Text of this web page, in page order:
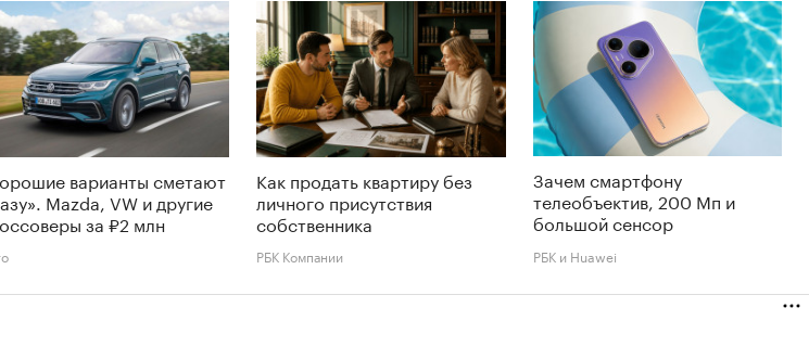
варианты сметают
Mazda, VW и другие
за ₽2 млн
Как продать квартиру без
личного присутствия
собственника
РБК Компании
Зачем смартфону
телеобъектив, 200 Мп и
большой сенсор
РБК и Huawei